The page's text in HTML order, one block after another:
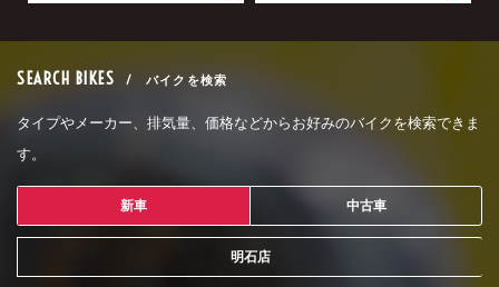
SEARCH BIKES / バイクを検索
タイプやメーカー、排気量、価格などからお好みのバイクを検索できま
す。
新車 中古車
明石店